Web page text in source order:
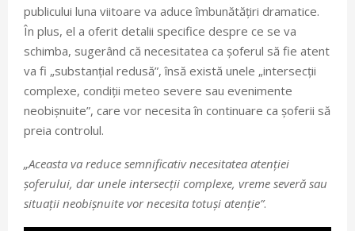
publicului luna viitoare va aduce îmbunătățiri dramatice.
În plus, el a oferit detalii specifice despre ce se va
schimba, sugerând că necesitatea ca șoferul să fie atent
va fi „substanțial redusă”, însă există unele „intersecții
complexe, condiții meteo severe sau evenimente
neobișnuite”, care vor necesita în continuare ca șoferii să
preia controlul.
„Aceasta va reduce semnificativ necesitatea atenției
șoferului, dar unele intersecții complexe, vreme severă sau
situații neobișnuite vor necesita totuși atenție”.